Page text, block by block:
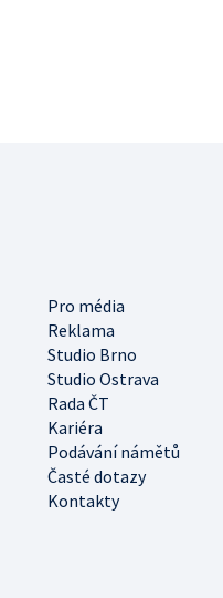
Pro média
Reklama
Studio Brno
Studio Ostrava
Rada ČT
Kariéra
Podávání námětů
Časté dotazy
Kontakty